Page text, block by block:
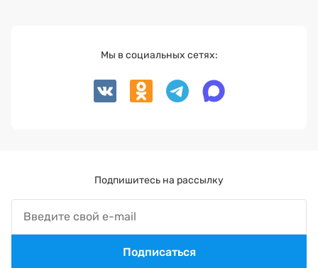
Мы в социальных сетях:
Подпишитесь на рассылку
Подписаться